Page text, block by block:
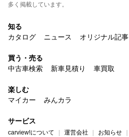
多く掲載しています。
知る
カタログ
ニュース オリジナル記事
買う・売る
中古車検索
新車見積り 車買取
楽しむ
マイカー
みんカラ
サービス
carview!について 運営会社 お知らせ